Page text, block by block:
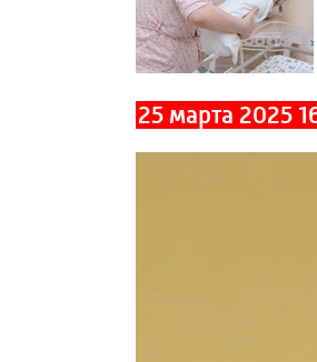
25 марта 2025